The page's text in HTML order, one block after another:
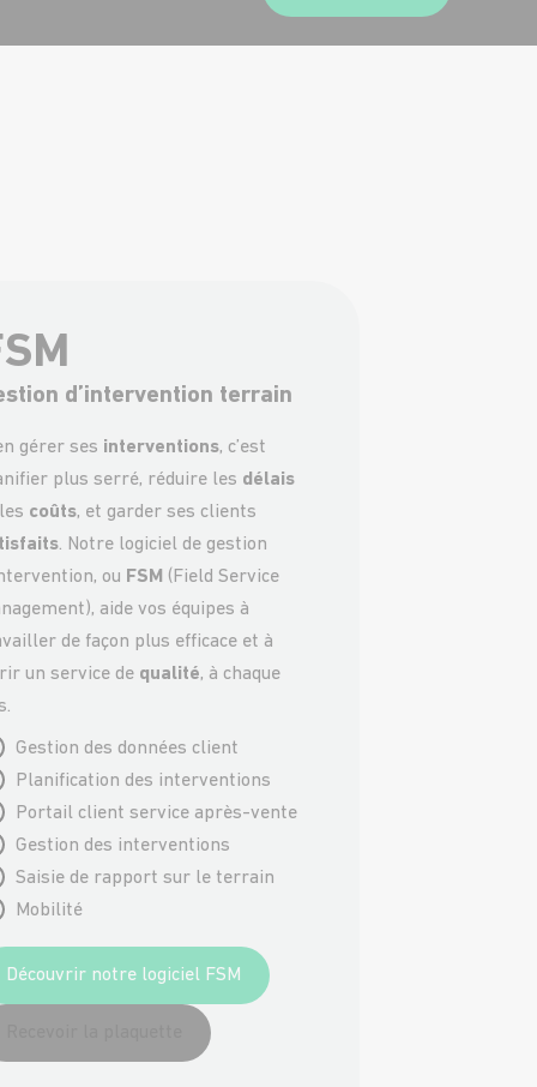
d’intervention terrain
gérer ses interventions, c’est
plus serré, réduire les délais
coûts, et garder ses clients
. Notre logiciel de gestion
ou FSM (Field Service
aide vos équipes à
de façon plus efficace et à
un service de qualité, à chaque
Gestion des données client
Planification des interventions
Portail client service après-vente
Gestion des interventions
Saisie de rapport sur le terrain
Mobilité
Découvrir notre logiciel FSM